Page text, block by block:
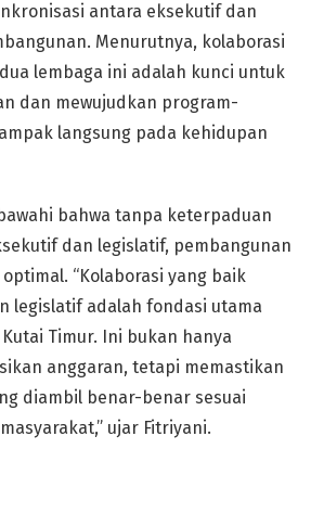
antara eksekutif dan
Menurutnya, kolaborasi
lembaga ini adalah kunci untuk
dan mewujudkan program-
langsung pada kehidupan
bahwa tanpa keterpaduan
dan legislatif, pembangunan
“Kolaborasi yang baik
legislatif adalah fondasi utama
Timur. Ini bukan hanya
anggaran, tetapi memastikan
diambil benar-benar sesuai
ujar Fitriyani.